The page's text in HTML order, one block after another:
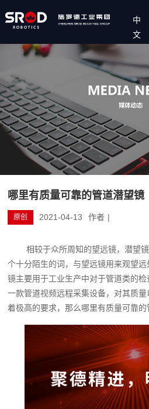
中
文
哪里有质量可靠的管道潜望镜
原创 2021-04-13 作者 |
相较于众所周知的望远镜，潜望
个十分陌生的词，与望远镜用来观望
镜主要用于工业生产中对于管道类的
一款管道视频远程采集设备，对其质
着极高的要求，那么哪里有质量可靠的